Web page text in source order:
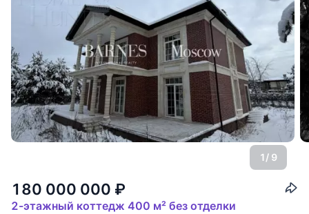
1/ 9
180 000 000 ₽
2-этажный коттедж 400 м² без отделки